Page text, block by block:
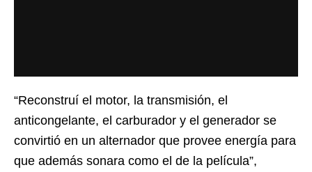
“Reconstruí el motor, la transmisión, el
anticongelante, el carburador y el generador se
convirtió en un alternador que provee energía para
que además sonara como el de la película”,